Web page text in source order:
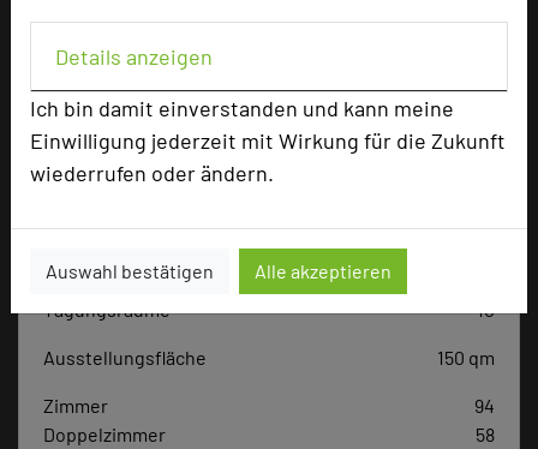
Details anzeigen
Ich bin damit einverstanden und kann meine
Einwilligung jederzeit mit Wirkung für die Zukunft
wiederrufen oder ändern.
Auswahl bestätigen Alle akzeptieren
Hoteldaten
U-Form
35
Reihenbestuhlung
Tagungsräume
10
Ausstellungsfläche 150 qm
Zimmer
94
Doppelzimmer
58